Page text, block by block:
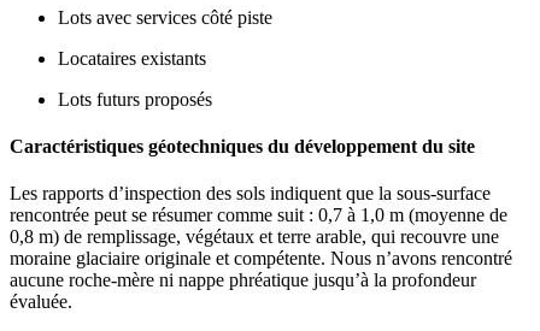
Lots avec services côté piste
Locataires existants
Lots futurs proposés
Caractéristiques géotechniques du développement du site
Les rapports d’inspection des sols indiquent que la sous-surface
rencontrée peut se résumer comme suit : 0,7 à 1,0 m (moyenne de
0,8 m) de remplissage, végétaux et terre arable, qui recouvre une
moraine glaciaire originale et compétente. Nous n’avons rencontré
aucune roche-mère ni nappe phréatique jusqu’à la profondeur
évaluée.